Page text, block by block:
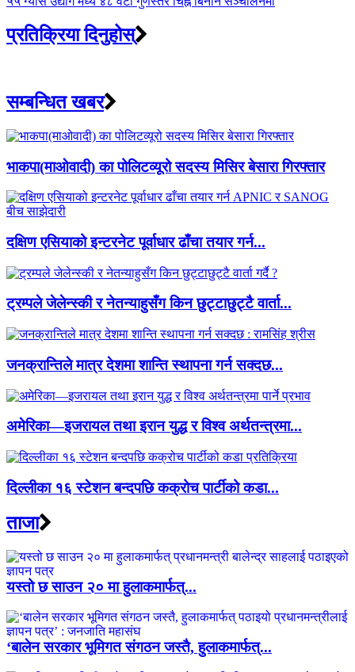
प्रतिक्रिया दिनुहोस्
सम्बन्धित खबर
भाकपा(माओवादी) का पोलिटव्यूरो सदस्य मिसिर बेसारा गिरफ्तार
दक्षिण एसियाको इन्टरनेट पूर्वाधार ढाँचा तयार गर्न...
ट्रम्पले जेलेन्स्की र नेतन्याहुसँग किन छुट्टाछुट्टै वार्ता...
जनक्रान्तिले मात्र देशमा शान्ति स्थापना गर्न सक्दछ...
अमेरिका—इजरायल तथा इरान युद्ध र विश्व अर्थतन्त्रमा...
दिल्लीका १६ स्टेशन बन्दपछि कक्रोच पार्टीको कडा...
ताजा
यस्तो छ साउन २० मा हुलाकमार्फत्...
‘बालेन सरकार भूमिगत संगठन जस्तै, हुलाकमार्फत्...